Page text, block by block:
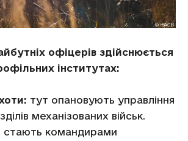
офіцерів здійснюється
інститутах:
тут опановують управління
механізованих військ.
стають командирами